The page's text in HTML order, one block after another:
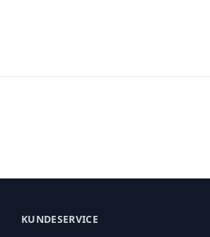
KUNDESERVICE